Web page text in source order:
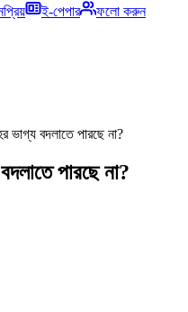
ই-পেপার ফলো করুন
ভাগ্য বদলাতে পারছে না?
পারছে না?